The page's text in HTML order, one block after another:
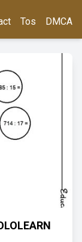
Tos DMCA